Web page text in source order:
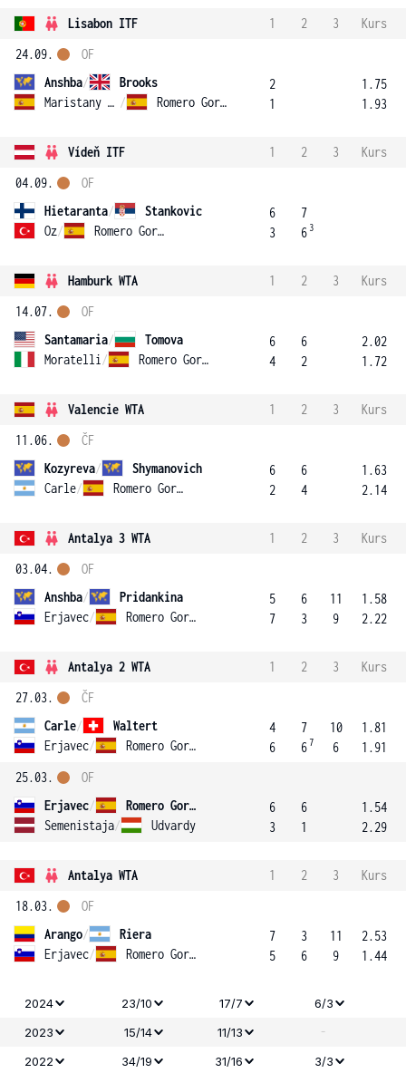
Lisabon ITF 1 2 3
Kurs
24.09.
Anshba/
Brooks
Maristany Zuleta De Reales / Romero Gormaz
OF
2
1
1.75
1.93
Vídeň ITF 1 2 3
Kurs
04.09.
Hietaranta/
Stankovic
Oz/ Romero Gormaz
OF
6
3
7
6 3
Hamburk WTA 1 2 3
Kurs
14.07.
Santamaria/
Tomova
Moratelli / Romero Gormaz
OF
6
4
6
2
2.02
1.72
Valencie WTA 1 2 3
Kurs
11.06.
Kozyreva/
Shymanovich
Carle/ Romero Gormaz
ČF
6
2
6
4
1.63
2.14
Antalya 3 WTA 1 2 3
Kurs
03.04.
Anshba/
Pridankina
Erjavec/ Romero Gormaz
OF
5
7
6
3
11
9
1.58
2.22
Antalya 2 WTA 1 2 3
Kurs
27.03.
Carle/
Waltert
Erjavec/ Romero Gormaz
ČF
4
6
7
67
10
6
1.81
1.91
25.03.
Erjavec/
Romero Gormaz
Semenistaja/ Udvardy
OF
6
3
6
1
1.54
2.29
Antalya WTA 1 2 3
Kurs
18.03.
Arango/
Riera
Erjavec/ Romero Gormaz
OF
7
5
3
6
11
9
2.53
1.44
2024 23/10 17/7
6/3
2023
15/14 11/13 -
2022 34/19 31/16
3/3